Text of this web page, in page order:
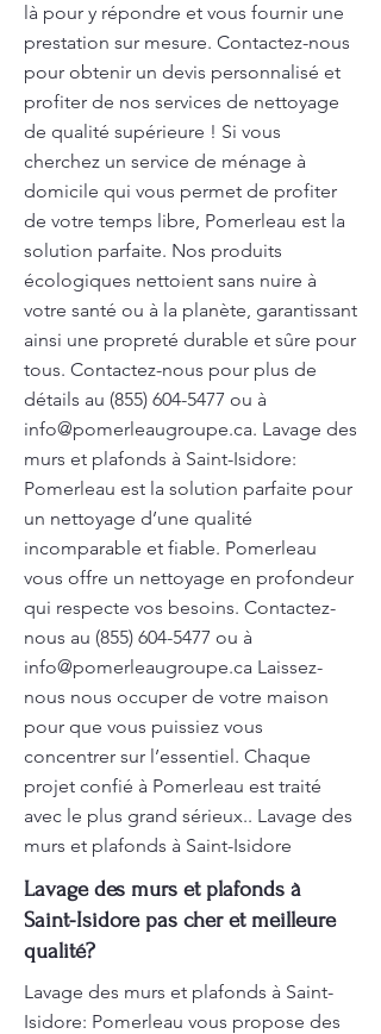
là pour y répondre et vous fournir une
prestation sur mesure. Contactez-nous
pour obtenir un devis personnalisé et
profiter de nos services de nettoyage
de qualité supérieure ! Si vous
cherchez un service de ménage à
domicile qui vous permet de profiter
de votre temps libre, Pomerleau est la
solution parfaite. Nos produits
écologiques nettoient sans nuire à
votre santé ou à la planète, garantissant
ainsi une propreté durable et sûre pour
tous. Contactez-nous pour plus de
détails au (855) 604-5477 ou à
info@pomerleaugroupe.ca. Lavage des
murs et plafonds à Saint-Isidore:
Pomerleau est la solution parfaite pour
un nettoyage d’une qualité
incomparable et fiable. Pomerleau
vous offre un nettoyage en profondeur
qui respecte vos besoins. Contactez-
nous au (855) 604-5477 ou à
info@pomerleaugroupe.ca Laissez-
nous nous occuper de votre maison
pour que vous puissiez vous
concentrer sur l’essentiel. Chaque
projet confié à Pomerleau est traité
avec le plus grand sérieux.. Lavage des
murs et plafonds à Saint-Isidore
Lavage des murs et plafonds à
Saint-Isidore pas cher et meilleure
qualité?
Lavage des murs et plafonds à Saint-
Isidore: Pomerleau vous propose des